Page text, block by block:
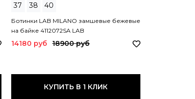
37 38 40
Ботинки LAB MILANO замшевые бежевые
на байке 4112072SA LAB
14180 руб 18900 руб
КУПИТЬ В 1 КЛИК